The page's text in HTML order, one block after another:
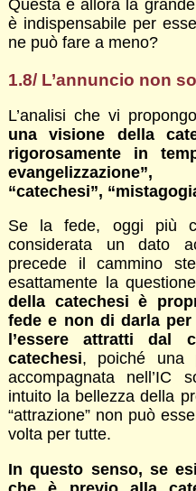
Questa è allora la
è indispensabile per
ne può fare a meno?
1.8/ L’annuncio non
L’analisi che vi
una visione della
rigorosamente in
“catechesi”,
Se la fede, oggi più
considerata un dato
precede il cammino
esattamente la
della catechesi è
fede e non di darla per
l’essere attratti dal
catechesi, poiché una
accompagnata nell’IC
intuito la bellezza della
“attrazione” non può
volta per tutte.
In questo senso, se